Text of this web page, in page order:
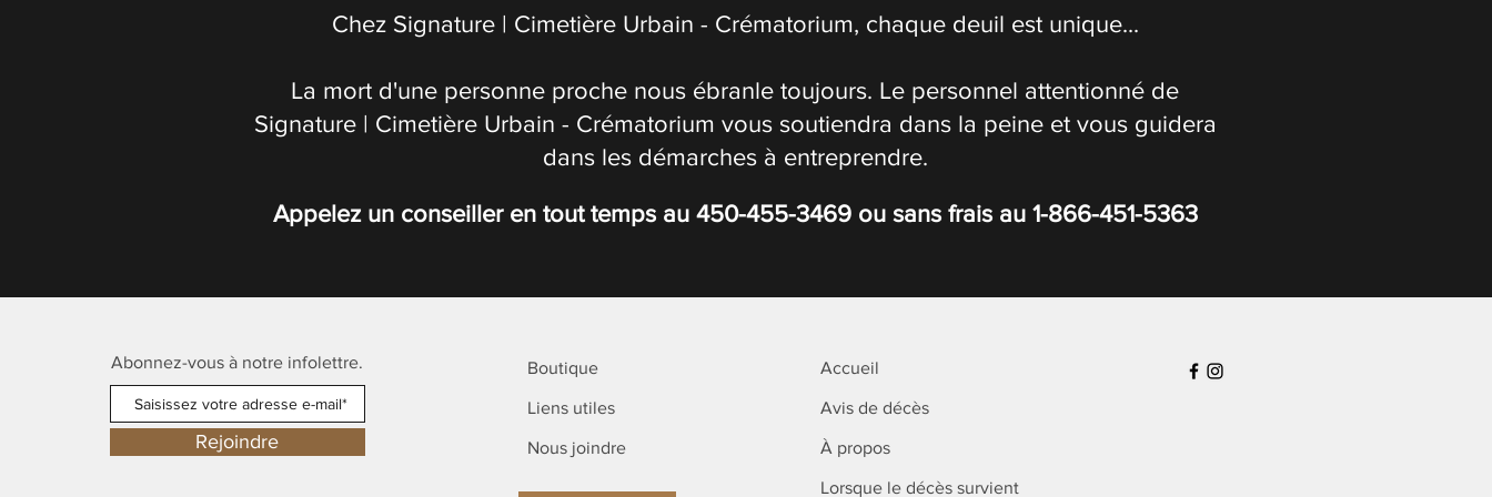
Chez Signature | Cimetière Urbain - Crématorium, chaque deuil est unique...
La mort d'une personne proche nous ébranle toujours. Le personnel attentionné de
Signature | Cimetière Urbain - Crématorium vous soutiendra dans la peine et vous guidera
dans les démarches à entreprendre.
Appelez un conseiller en tout temps au 450-455-3469ou sans frais au 1-866-451-5363
Abonnez-vous à notre infolettre.
Rejoindre
Boutique
Liens utiles
Nous joindre
Accueil
Avis de décès
À propos
Lorsque le décès survient